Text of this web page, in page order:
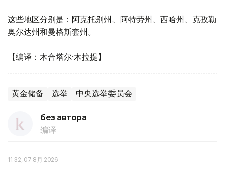
这些地区分别是：阿克托别州、阿特劳州、西哈州、克孜勒
奥尔达州和曼格斯套州。
【编译：木合塔尔·木拉提】
黄金储备 选举 中央选举委员会
без автора
编译
11:32, 07 8月 2026